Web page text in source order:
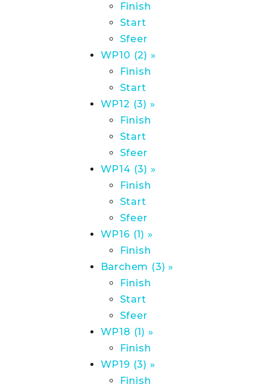
Finish
Start
Sfeer
WP10 (2) »
Finish
Start
WP12 (3) »
Finish
Start
Sfeer
WP14 (3) »
Finish
Start
Sfeer
WP16 (1) »
Finish
Barchem (3) »
Finish
Start
Sfeer
WP18 (1) »
Finish
WP19 (3) »
Finish